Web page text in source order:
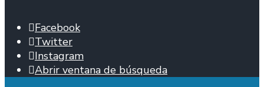
Facebook
Twitter
Instagram
Abrir ventana de búsqueda